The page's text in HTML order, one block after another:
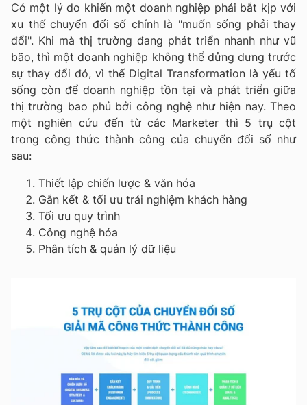
Có một lý do khiến một doanh nghiệp phải bắt kịp với
xu thế chuyển đổi số chính là "muốn sống phải thay
đổi". Khi mà thị trường đang phát triển nhanh như vũ
bão, thì một doanh nghiệp không thể dửng dưng trước
sự thay đổi đó, vì thế Digital Transformation là yếu tố
sống còn để doanh nghiệp tồn tại và phát triển giữa
thị trường bao phủ bởi công nghệ như hiện nay. Theo
một nghiên cứu đến từ các Marketer thì 5 trụ cột
trong công thức thành công của chuyển đổi số như
sau:
Thiết lập chiến lược & văn hóa
Gắn kết & tối ưu trải nghiệm khách hàng
Tối ưu quy trình
Công nghệ hóa
Phân tích & quản lý dữ liệu